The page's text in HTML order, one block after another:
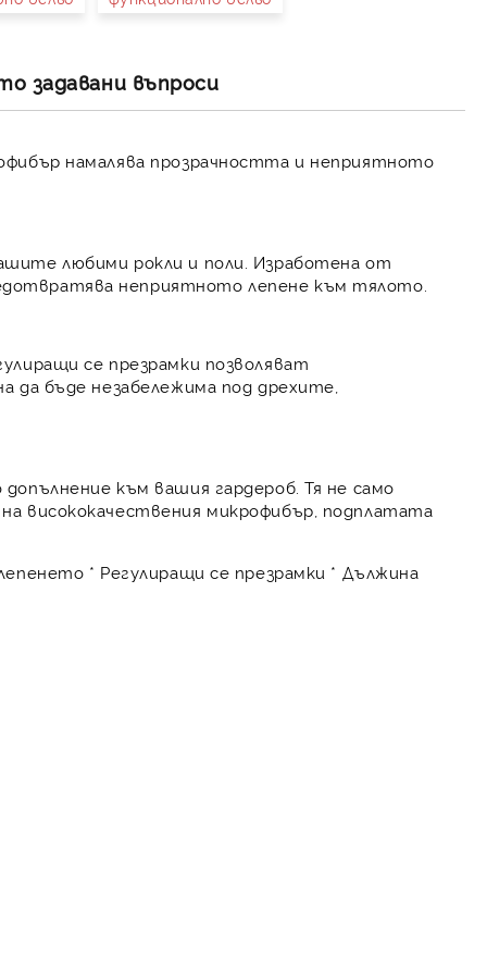
задавани въпроси
намалява прозрачността и неприятното
любими рокли и поли. Изработена от
неприятното лепене към тялото.
се презрамки позволяват
да бъде незабележима под дрехите,
към вашия гардероб. Тя не само
висококачествения микрофибър, подплатата
* Регулиращи се презрамки * Дължина